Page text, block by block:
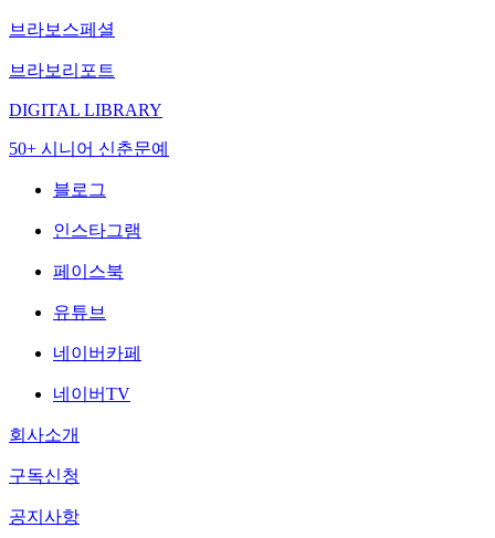
브라보스페셜
브라보리포트
DIGITAL LIBRARY
50+ 시니어 신춘문예
블로그
인스타그램
페이스북
유튜브
네이버카페
네이버TV
회사소개
구독신청
공지사항